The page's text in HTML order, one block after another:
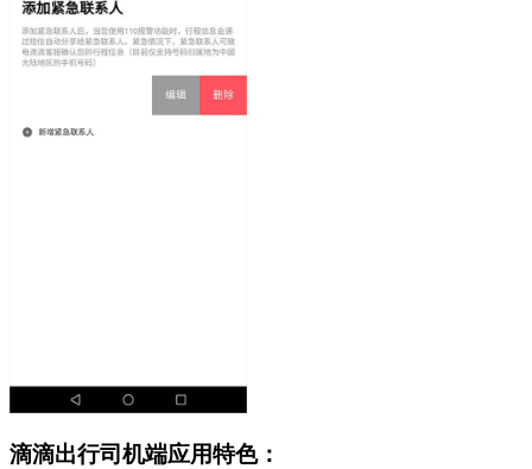
滴滴出行司机端应用特色：